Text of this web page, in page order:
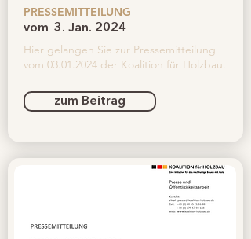
PRESSEMITTEILUNG
vom 3. Jan. 2024
Hier gelangen Sie zur Pressemitteilung
vom 03.01.2024 der Koalition für Holzbau.
zum Beitrag